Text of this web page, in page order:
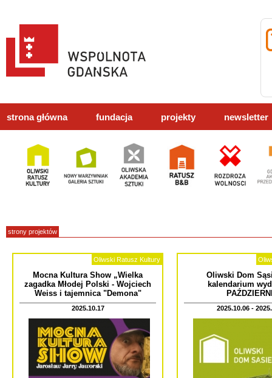
strona główna fundacja projekty newsletter
strony projektów
Oliwski Ratusz Kultury
Mocna Kultura Show „Wielka
zagadka Młodej Polski - Wojciech
Weiss i tajemnica "Demona"
2025.10.17
Oliwski Dom
kalendarium
2025.10.06 -